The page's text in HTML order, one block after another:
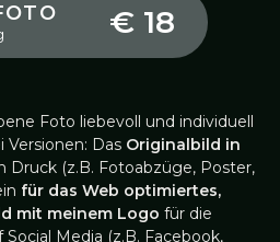
€ 18
Foto liebevoll und individuell
Das Originalbild in
Druck (z.B. Fotoabzüge, Poster,
für das Web optimiertes,
mit meinem Logo für die
Media (z.B. Facebook,